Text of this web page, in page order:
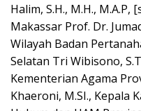
Halim, S.H., M.H.,
Makassar Prof. Dr.
Wilayah Badan
Selatan Tri Wibisono,
Kementerian Agama
Khaeroni, M.SI., Kepala